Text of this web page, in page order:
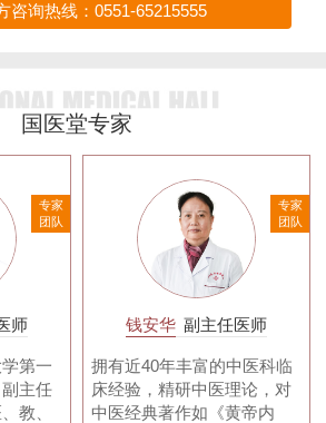
咨询热线：0551-65215555
国医堂专家
师
第一
主任
教、
专家
团队
钱安华 副主任医师
拥有近40年丰富的中医科临
床经验，精研中医理论，对
中医经典著作如《黄帝内
专家
团队